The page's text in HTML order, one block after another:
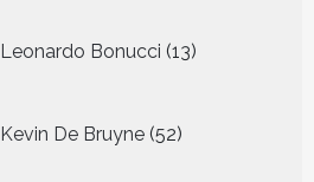
Leonardo Bonucci 13
producten
Kevin De Bruyne 52
producten